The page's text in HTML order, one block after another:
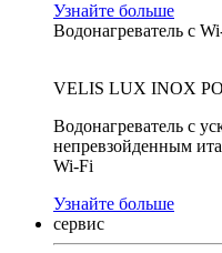
Узнайте больше
Водонагреватель с
VELIS LUX INOX
Водонагреватель с
непревзойденным
Wi-Fi
Узнайте больше
сервис